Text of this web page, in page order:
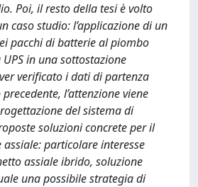
Poi, il resto della tesi è volto
caso studio: l’applicazione di un
pacchi di batterie al piombo
in una sottostazione
verificato i dati di partenza
l’attenzione viene
del sistema di
soluzioni concrete per il
particolare interesse
assiale ibrido, soluzione
una possibile strategia di